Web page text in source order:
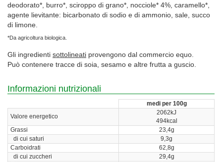
deodorato*, burro*, sciroppo di grano*, nocciole* 4%, caramello*,
agente lievitante: bicarbonato di sodio e di ammonio, sale, succo
di limone.
*Da agricoltura biologica.
Gli ingredienti sottolineati provengono dal commercio equo.
Può contenere tracce di soia, sesamo e altre frutta a guscio.
Informazioni nutrizionali
medi per 100g
Valore energetico
2062kJ
494kcal
Grassi
23,4g
di cui saturi
9,3g
Carboidrati
62,8g
di cui zuccheri
29,4g